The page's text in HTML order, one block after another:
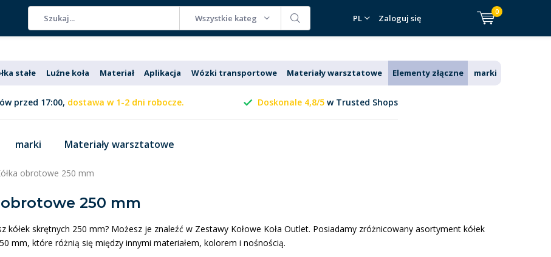
Wszystkie kategorie PL Zaloguj się
0
stałe Luźne koła Materiał Aplikacja Wózki transportowe Materiały warsztatowe Elementy złączne marki
przed 17:00, dostawa w 1-2 dni robocze. Doskonale 4,8/5 w Trusted Shops
marki Materiały warsztatowe
obrotowe 250 mm
obrotowe 250 mm
kółek skrętnych 250 mm? Możesz je znaleźć w Zestawy Kołowe Koła Outlet. Posiadamy zróżnicowany asortyment kółek
mm, które różnią się między innymi materiałem, kolorem i nośnością.